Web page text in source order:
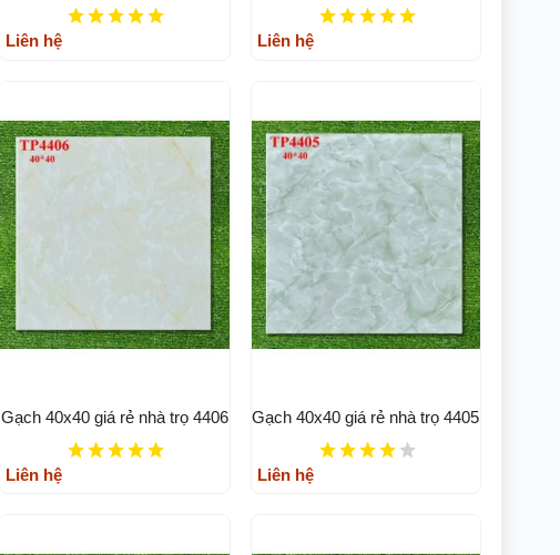
Liên hệ Liên hệ
Gạch 40x40 giá rẻ nhà trọ 4406
Liên hệ
Gạch 40x40 giá rẻ nhà trọ 4405
Liên hệ